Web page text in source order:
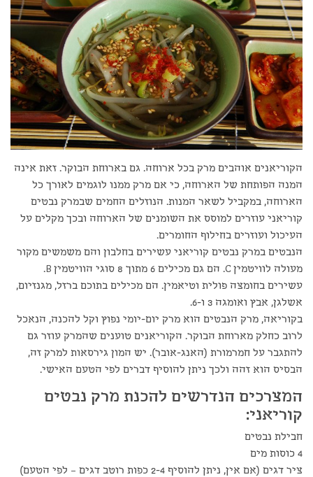
הקוריאנים אוהבים מרק בכל ארוחה. גם בארוחת הבוקר. זאת אינה
המנה הפותחת של הארוחה, כי אם מרק ממנו לוגמים לאורך כל
הארוחה, במקביל לשאר המנות. הנוזלים החמים שבמרק נבטים
קוריאני עוזרים למוסס את השומנים של הארוחה ובכך מקלים על
העיכול ועוזרים בחילוף החומרים.
הנבטים במרק נבטים קוריאני עשירים בחלבון והם משמשים מקור
מעולה לוויטמין C. הם גם מכילים 6 מתוך 8 סוגי הוויטמין B
.
עשירים בחומצה פולית וטיאמין. הם מכילים בתוכם ברזל, מגנזיום,
אשלגן, אבץ ואומגה 3 ו-6.
בקוריאה, מרק הנבטים הוא מרק יום-יומי נפוץ וקל להכנה, הנאכל
לרוב כחלק מארוחת הבוקר. הקוריאנים טוענים שהמרק עוזר גם
להתגבר על חמרמורת (האנג-אובר). יש המון גירסאות למרק זה,
הבסיס הוא זהה ולכך ניתן להוסיף דברים לפי הטעם האישי.
המצרכים הנדרשים להכנת מרק נבטים
קוריאני:
חבילת נבטים
4 כוסות מים
ציר דגים (אם אין, ניתן להוסיף 2-4 כפות רוטב דגים – לפי הטעם)